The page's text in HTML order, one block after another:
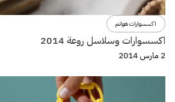
اكسسوارات هوانم
اكسسوارات وسلاسل روعة 2014
2 مارس 2014